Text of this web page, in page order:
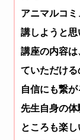
アニマルコ
講しようと思
講座の内容は
ていただける
自信にも繋が
先生自身の
ところも楽し